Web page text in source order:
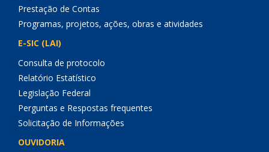
Prestação de Contas
Programas, projetos, ações, obras e atividades
E-SIC (LAI)
Consulta de protocolo
Relatório Estatístico
Legislação Federal
Perguntas e Respostas frequentes
Solicitação de Informações
OUVIDORIA